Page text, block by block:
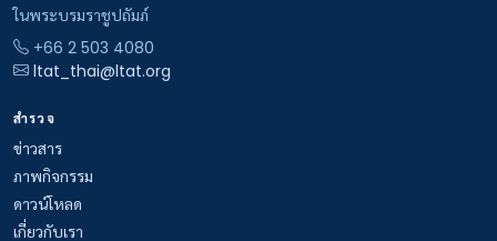
ในพระบรมราชูปถัมภ์
+66 2 503 4080
ltat_thai@ltat.org
สำรวจ
ข่าวสาร
ภาพกิจกรรม
ดาวน์โหลด
เกี่ยวกับเรา